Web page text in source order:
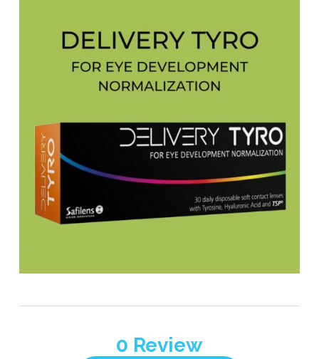
0 Review